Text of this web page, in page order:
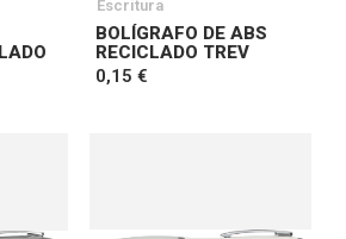
Escritura
BOLÍGRAFO DE ABS
RECICLADO TREV
0,15 €